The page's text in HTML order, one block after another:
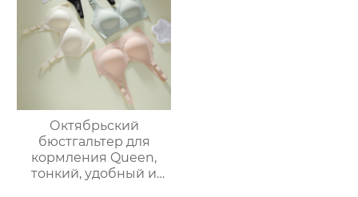
обвисание коллекция
боковые груди
собраны
послеродовой
грудное
вскармливание
большой размер
бюстгальтер женский
Октябрьский
бюстгальтер для
кормления Queen,
тонкий, удобный и